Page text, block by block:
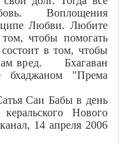
Воплощения
Любви. Любите
чтобы помогать
в том, чтобы
вред. Бхагаван
бхаджаном "Према
Саи Бабы в день
Нового
14 апреля 2006